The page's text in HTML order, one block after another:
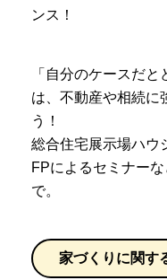
ンス！
「自分のケースだ
は、不動産や相続に
う！
総合住宅展示場ハウ
FPによるセミナー
で。
家づくりに関す